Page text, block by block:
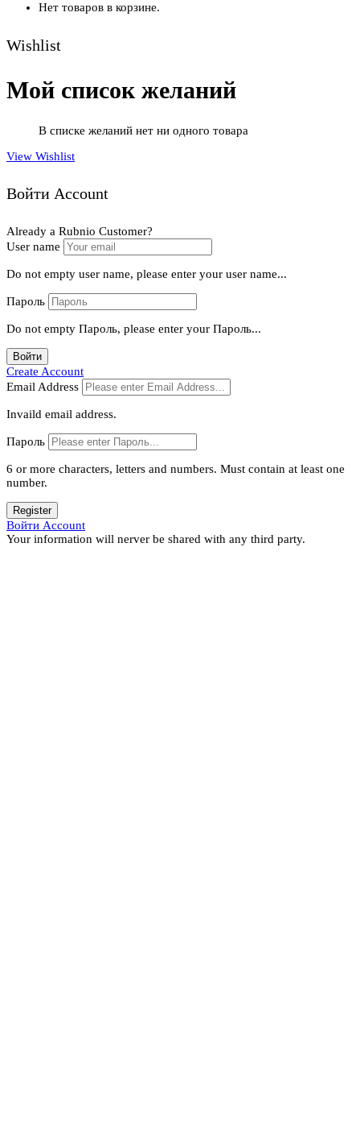
Нет товаров в корзине.
Wishlist
Мой список желаний
В списке желаний нет ни одного товара
View Wishlist
Войти Account
Already a Rubnio Customer?
User name
Do not empty user name, please enter your user name...
Пароль
Do not empty Пароль, please enter your Пароль...
Войти
Create Account
Email Address
Invaild email address.
Пароль
6 or more characters, letters and numbers. Must contain at least one
number.
Register
Войти Account
Your information will nerver be shared with any third party.